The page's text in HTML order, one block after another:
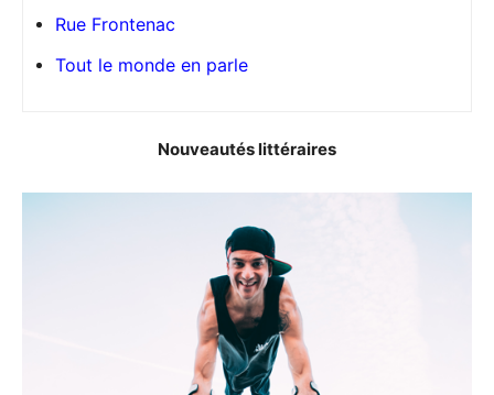
Rue Frontenac
Tout le monde en parle
Nouveautés littéraires